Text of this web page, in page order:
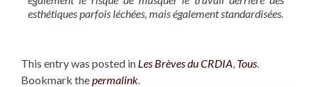
esthétiques parfois léchées, mais également standardisées.
This entry was posted in Les Brèves du CRDIA, Tous.
Bookmark thepermalink.